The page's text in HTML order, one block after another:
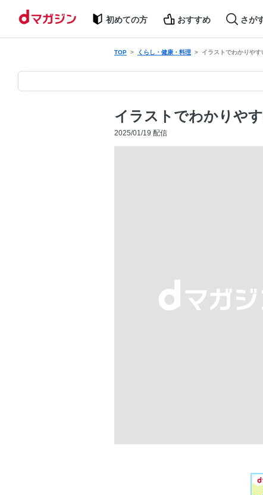
初めての方 おすすめ さが
TOP くらし・健康・料理 イラストでわかりや
イラストでわかりや
2025/01/19 配信